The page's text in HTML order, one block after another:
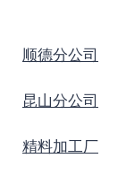
顺德分公司
昆山分公司
精料加工厂